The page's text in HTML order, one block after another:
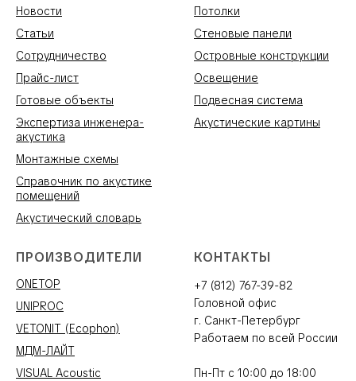
Новости
Статьи
Сотрудничество
Прайс-лист
Готовые объекты
Экспертиза инженера-
акустика
Монтажные схемы
Справочник по акустике
помещений
Акустический словарь
Потолки
Стеновые панели
Островные конструкции
Освещение
Подвесная система
Акустические картины
ПРОИЗВОДИТЕЛИ
ONETOP
UNIPROC
VETONIT (Ecophon)
МДМ-ЛАЙТ
VISUAL Acoustic
КОНТАКТЫ
+7 (812) 767-39-82
Головной офис
г. Санкт-Петербург
Работаем по всей России
Пн-Пт с 10:00 до 18:00